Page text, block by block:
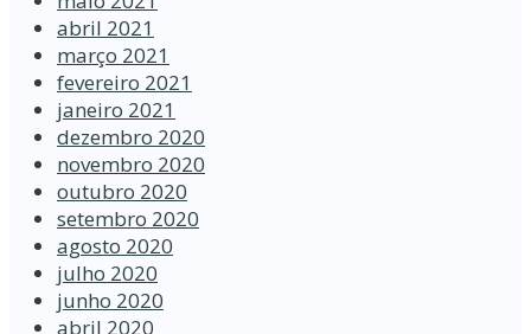
abril 2021
março 2021
fevereiro 2021
janeiro 2021
dezembro 2020
novembro 2020
outubro 2020
setembro 2020
agosto 2020
julho 2020
junho 2020
abril 2020